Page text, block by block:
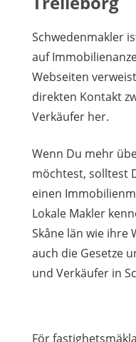
Schwedenmakler
auf
Webseiten
direkten Kontakt
Verkäufer her.
Wenn Du mehr
möchtest, solltest
einen
Lokale Makler
Skåne län wie ihre
auch die Gesetze
und Verkäufer in
För